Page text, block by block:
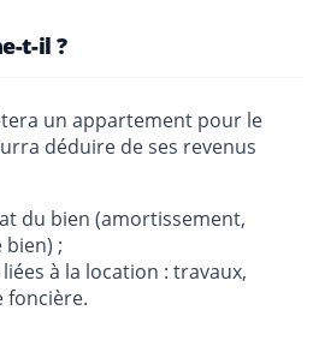
t-il ?
un appartement pour le
déduire de ses revenus
du bien (amortissement,
bien) ;
à la location : travaux,
foncière.